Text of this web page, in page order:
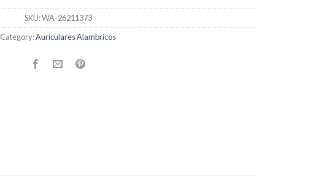
SKU:WA-26211373
Category:Auriculares Alambricos